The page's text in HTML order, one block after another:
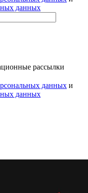
данных
рассылки
данных и
данных